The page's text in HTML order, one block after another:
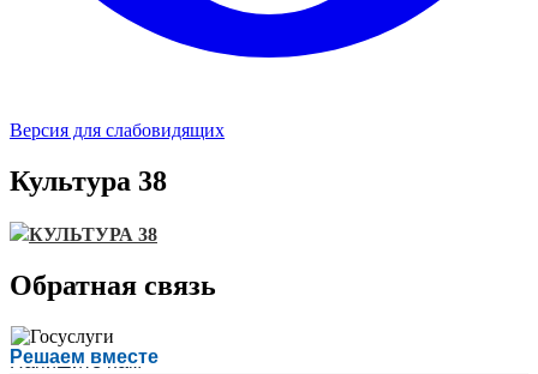
Версия для слабовидящих
Культура 38
КУЛЬТУРА 38
Обратная связь
Решаем вместе
Есть вопрос?
Напишите нам